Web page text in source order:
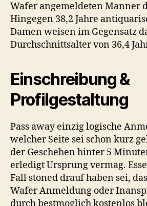
Wafer angemeldeten Manner
Hingegen 38,2 Jahre
Damen weisen im Gegensatz
Durchschnittsalter von 36,4
Einschreibung &
Profilgestaltung
Pass away einzig logische
welcher Seite sei schon kurz
der Geschehen hinter 5
erledigt Ursprung vermag.
Fall stoned drauf haben sei,
Wafer Anmeldung oder